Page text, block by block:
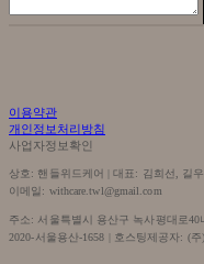
이용약관
개인정보처리방침
사업자정보확인
상호: 핸들위드케어 | 대표: 김희선, 길
이메일: withcare.twl@gmail.com
주소: 서울특별시 용산구 녹사평대로
2020-서울용산-1658 | 호스팅제공자: (